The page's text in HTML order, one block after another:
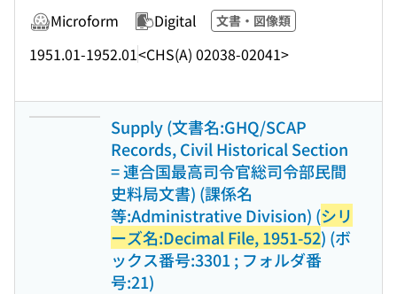
Microform Digital 文書・図像類
1951.01-1952.01<CHS(A) 02038-02041>
Supply (文書名:GHQ/SCAP
Records, Civil Historical Section
= 連合国最高司令官総司令部民間
史料局文書) (課係名
等:Administrative Division) (シリ
ーズ名:Decimal File, 1951-52) (ボ
ックス番号:3301 ; フォルダ番
号:21)